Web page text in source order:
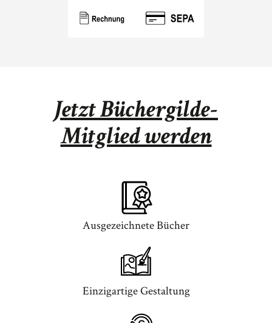
Jetzt Büchergilde-
Mitglied werden
Ausgezeichnete Bücher
Einzigartige Gestaltung